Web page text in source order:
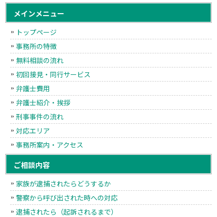
メインメニュー
トップページ
事務所の特徴
無料相談の流れ
初回接見・同行サービス
弁護士費用
弁護士紹介・挨拶
刑事事件の流れ
対応エリア
事務所案内・アクセス
ご相談内容
家族が逮捕されたらどうするか
警察から呼び出された時への対応
逮捕されたら（起訴されるまで）